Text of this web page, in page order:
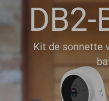
DB2-
Kit de sonnette